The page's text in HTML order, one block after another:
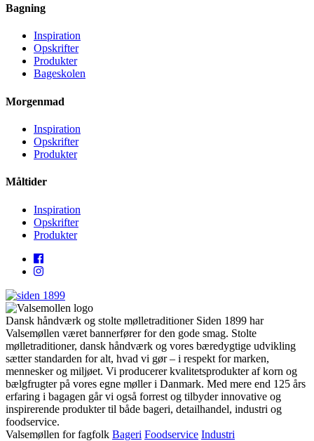
Bagning
Inspiration
Opskrifter
Produkter
Bageskolen
Morgenmad
Inspiration
Opskrifter
Produkter
Måltider
Inspiration
Opskrifter
Produkter
Dansk håndværk og stolte mølletraditioner Siden 1899 har
Valsemøllen været bannerfører for den gode smag. Stolte
mølletraditioner, dansk håndværk og vores bæredygtige udvikling
sætter standarden for alt, hvad vi gør – i respekt for marken,
mennesker og miljøet. Vi producerer kvalitetsprodukter af korn og
bælgfrugter på vores egne møller i Danmark. Med mere end 125 års
erfaring i bagagen går vi også forrest og tilbyder innovative og
inspirerende produkter til både bageri, detailhandel, industri og
foodservice.
Valsemøllen for fagfolk Bageri Foodservice Industri